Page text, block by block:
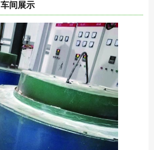
车间展示